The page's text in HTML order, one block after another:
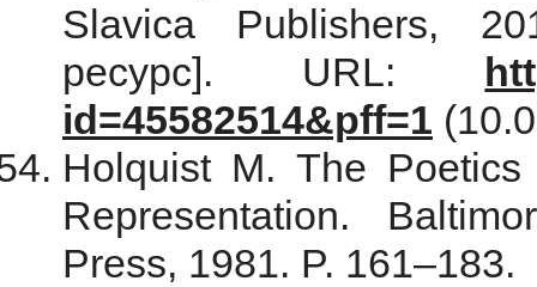
Slavica Publishers,
ресурс]. URL:
id=45582514&pff=1
Holquist M. The
Representation.
Press, 1981. P. 161–183.